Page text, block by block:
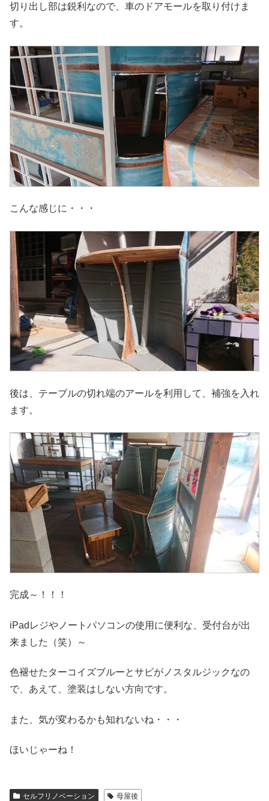
切り出し部は鋭利なので、車のドアモールを取り付けま
す。
こんな感じに・・・
後は、テーブルの切れ端のアールを利用して、補強を入れ
ます。
完成～！！！
iPadレジやノートパソコンの使用に便利な、受付台が出
来ました（笑）～
色褪せたターコイズブルーとサビがノスタルジックなの
で、あえて、塗装はしない方向です。
また、気が変わるかも知れないね・・・
ほいじゃーね！
セルフリノベーション 母屋後